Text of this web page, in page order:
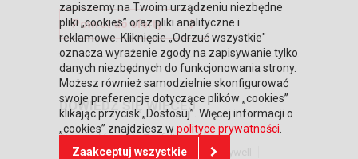
Powrót do oferty
DOWIEDZ SIĘ WIĘCEJ
Strona główna
Zaufali nam
Warunki współpracy
Poznaj Honeywell
zapiszemy na Twoim urządzeniu niezbędne
pliki „cookies” oraz pliki analityczne i
reklamowe. Kliknięcie „Odrzuć wszystkie"
oznacza wyrażenie zgody na zapisywanie tylko
danych niezbędnych do funkcjonowania strony.
Możesz również samodzielnie skonfigurować
swoje preferencje dotyczące plików „cookies”
klikając przycisk „Dostosuj”. Więcej informacji o
„cookies” znajdziesz w polityce prywatności
Zaakceptuj wszystkie